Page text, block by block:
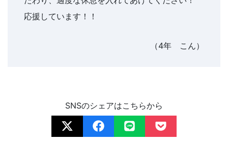
応援しています！！
（4年 こん）
SNSのシェアはこちらから